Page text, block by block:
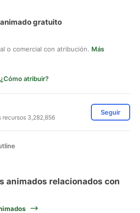
gratuito
o comercial con atribución. Más
¿Cómo atribuir?
recursos 3,282,856
Seguir
animados relacionados con